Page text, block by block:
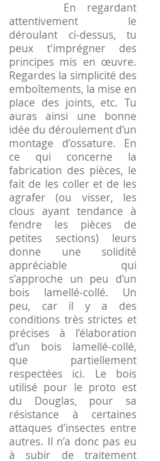
En regardant
attentivement le
déroulant ci-dessus, tu
peux t'imprégner des
principes mis en œuvre.
Regardes la simplicité des
emboîtements, la mise en
place des joints, etc. Tu
auras ainsi une bonne
idée du déroulement d’un
montage d’ossature. En
ce qui concerne la
fabrication des pièces, le
fait de les coller et de les
agrafer (ou visser, les
clous ayant tendance à
fendre les pièces de
petites sections) leurs
donne une solidité
appréciable qui
s’approche un peu d’un
bois lamellé-collé. Un
peu, car il y a des
conditions très strictes et
précises à l’élaboration
d’un bois lamellé-collé,
que partiellement
respectées ici. Le bois
utilisé pour le proto est
du Douglas, pour sa
résistance à certaines
attaques d’insectes entre
autres. Il n’a donc pas eu
à subir de traitement